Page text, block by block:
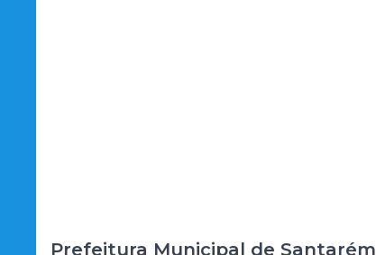
Prefeitura Municipal de Santarém